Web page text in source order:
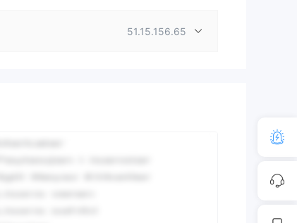
51.15.156.65